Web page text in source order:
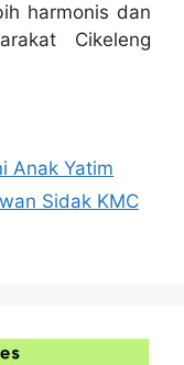
harmonis dan
Cikeleng
Anak Yatim
Sidak KMC